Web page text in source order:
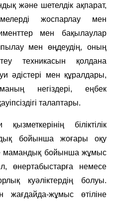
және шетелдік ақпарат,
жоспарлау мен
мен бақылаулар
мен өңдеудің, оның
техникасын қолдана
әдістері мен құралдары,
негіздері, еңбек
талаптары.
біліктілік
бойынша жоғары оқу
мамандық бойынша жұмыс
өнертабыстарға немесе
куәліктердің болуы.
жұмыс өтіліне